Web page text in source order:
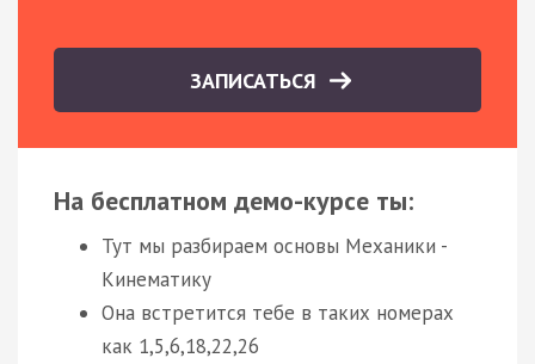
ЗАПИСАТЬСЯ
На бесплатном демо-курсе ты:
Тут мы разбираем основы Механики -
Кинематику
Она встретится тебе в таких номерах
как 1,5,6,18,22,26